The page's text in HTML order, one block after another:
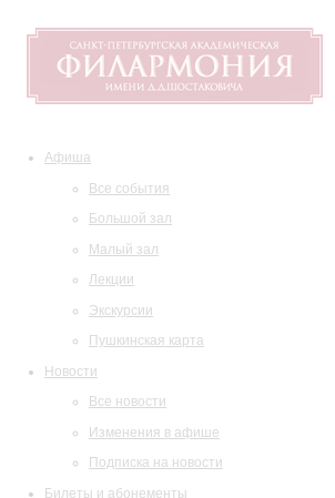
Афиша
Все события
Большой зал
Малый зал
Лекции
Экскурсии
Пушкинская карта
Новости
Все новости
Изменения в афише
Подписка на новости
Билеты и абонементы